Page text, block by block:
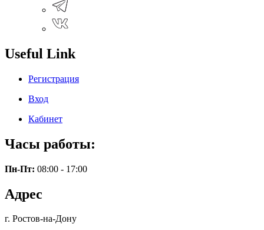
Useful Link
Регистрация
Вход
Кабинет
Часы работы:
Пн-Пт: 08:00 - 17:00
Адрес
г. Ростов-на-Дону